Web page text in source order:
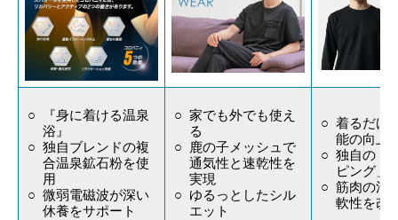
『身に着ける温泉
浴』
独自ブレンドの複
合温泉鉱石粉を使
用
微弱電磁波が深い
休養をサポート
家でも外でも使え
る
鹿の子メッシュで
通気性と速乾性を
実現
ゆるっとしたシル
エット
着るだけ
能の向上
独自の「
ピング」
筋肉の活
軟性を改